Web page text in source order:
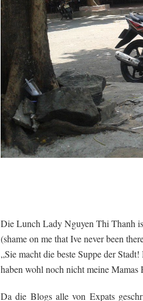
Die Lunch Lady Nguyen Thi Thanh
(shame on me that Ive never been
„Sie macht die beste Suppe der
haben wohl noch nicht meine Mamas
Da die Blogs alle von Expats